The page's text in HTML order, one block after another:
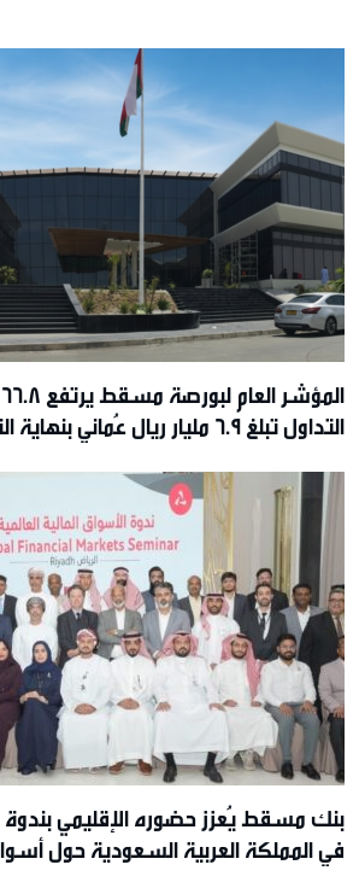
التداول تبلغ 6.9 مليار ريال عُماني
بنك مسقط يُعزز حضوره الإقليمي بندوة
في المملكة العربية السعودية حول